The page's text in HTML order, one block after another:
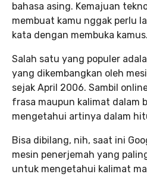
bahasa asing. Kemajuan
membuat kamu nggak perlu
kata dengan membuka kamus.
Salah satu yang populer
yang dikembangkan oleh
sejak April 2006. Sambil
frasa maupun kalimat dalam
mengetahui artinya dalam
Bisa dibilang, nih, saat ini
mesin penerjemah yang
untuk mengetahui kalimat